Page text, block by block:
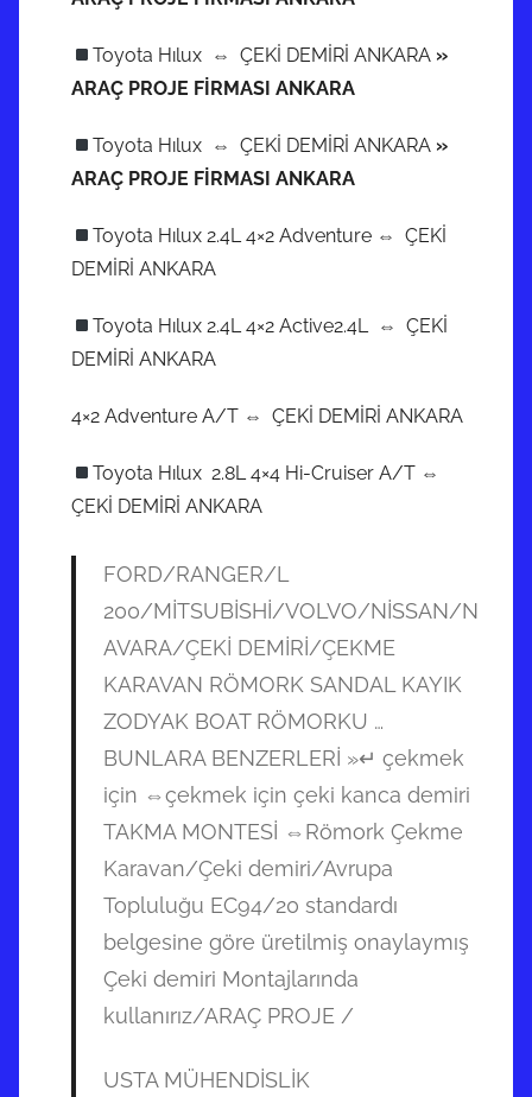
Toyota Hılux ⇔ ÇEKİ DEMİRİ ANKARA »
ARAÇ PROJE FİRMASI ANKARA
Toyota Hılux ⇔ ÇEKİ DEMİRİ ANKARA »
ARAÇ PROJE FİRMASI ANKARA
Toyota Hılux 2.4L 4×2 Adventure ⇔ ÇEKİ
DEMİRİ ANKARA
Toyota Hılux 2.4L 4×2 Active2.4L ⇔ ÇEKİ
DEMİRİ ANKARA
4×2 Adventure A/T ⇔ ÇEKİ DEMİRİ ANKARA
Toyota Hılux 2.8L 4×4 Hi-Cruiser A/T ⇔
ÇEKİ DEMİRİ ANKARA
FORD/RANGER/L
200/MİTSUBİSHİ/VOLVO/NİSSAN/N
AVARA/ÇEKİ DEMİRİ/ÇEKME
KARAVAN RÖMORK SANDAL KAYIK
ZODYAK BOAT RÖMORKU …
BUNLARA BENZERLERİ »↵ çekmek
için ⇔çekmek için çeki kanca demiri
TAKMA MONTESİ ⇔Römork Çekme
Karavan/Çeki demiri/Avrupa
Topluluğu EC94/20 standardı
belgesine göre üretilmiş onaylaymış
Çeki demiri Montajlarında
kullanırız/ARAÇ PROJE /
USTA MÜHENDİSLİK